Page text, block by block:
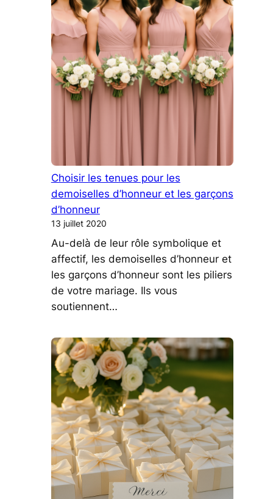
Choisir les tenues pour les
demoiselles d’honneur et les garçons
d’honneur
13 juillet 2020
Au-delà de leur rôle symbolique et
affectif, les demoiselles d’honneur et
les garçons d’honneur sont les piliers
de votre mariage. Ils vous
soutiennent…